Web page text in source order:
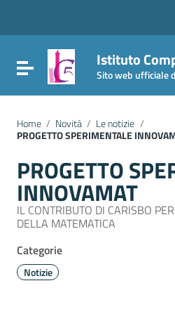
Vai al footer
Attiva / disattiva laIstituto
Sito web ufficiale
Home / Novità / Le notizie /
PROGETTO SPERIMENTALE
PROGETTO
INNOVAMAT
IL CONTRIBUTO DI CARISBO
DELLA MATEMATICA
Categorie
Notizie